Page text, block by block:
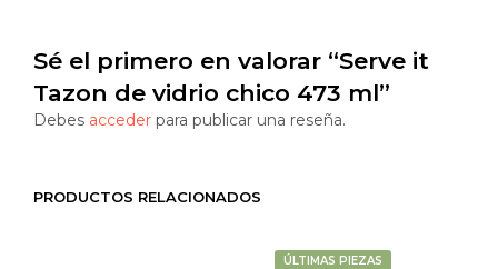
Sé el primero en valorar “Serve it
Tazon de vidrio chico 473 ml”
Debes acceder para publicar una reseña.
PRODUCTOS RELACIONADOS
ÚLTIMAS PIEZAS